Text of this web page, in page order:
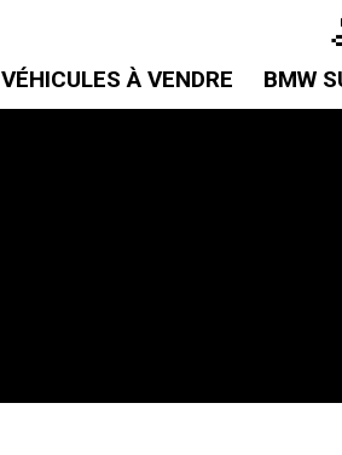
VÉHICULES À VENDRE BMW